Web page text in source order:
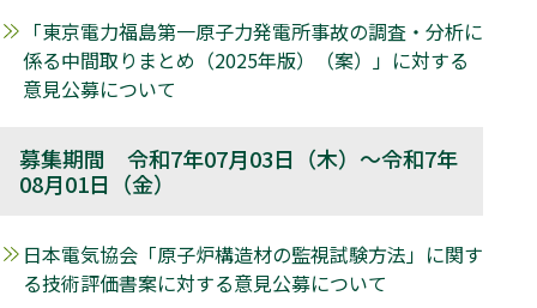
「東京電力福島第一原子力発電所事故の調査・分析に
係る中間取りまとめ（2025年版）（案）」に対する
意見公募について
募集期間 令和7年07月03日（木）～令和7年
08月01日（金）
日本電気協会「原子炉構造材の監視試験方法」に関す
る技術評価書案に対する意見公募について